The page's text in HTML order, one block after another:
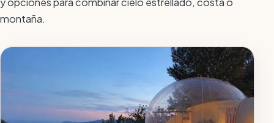
montaña.